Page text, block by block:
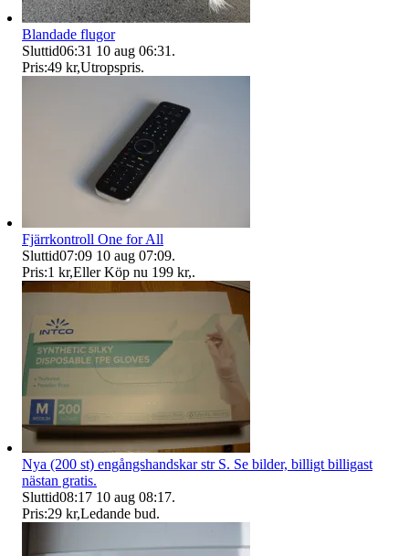
Blandade flugor
Sluttid06:31 10 aug 06:31 .
Pris:49 kr,Utropspris.
Fjärrkontroll One for All
Sluttid07:09 10 aug 07:09.
Pris:1 kr,Eller Köp nu 199 kr,.
Nya (200 st) engångshandskar str S. Se bilder, billigt billigast
nästan gratis.
Sluttid08:17 10 aug 08:17.
Pris:29 kr,Ledande bud.